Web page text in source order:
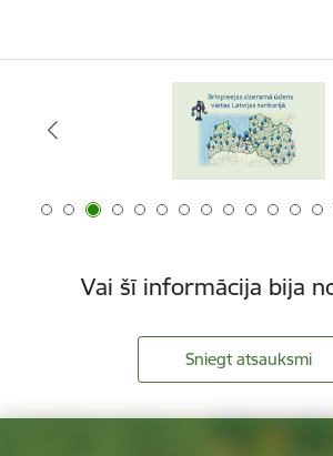
Vai šī informācija bija
Sniegt atsauksmi